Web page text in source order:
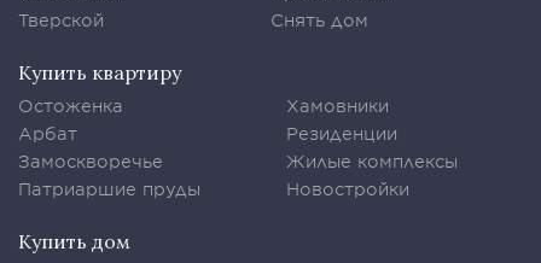
Тверской
Снять дом
Купить квартиру
Остоженка
Арбат
Замоскворечье
Патриаршие пруды
Хамовники
Резиденции
Жилые комплексы
Новостройки
Купить дом